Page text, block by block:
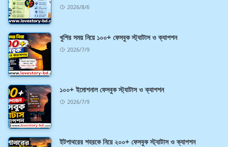
2026/8/6
খুশির সময় নিয়ে ১০০+ ফেসবুক স্ট্যাটাস ও ক্যাপশন
2026/7/9
১০০+ ইমোশনাল ফেসবুক স্ট্যাটাস ও ক্যাপশন
2026/7/9
ইটপাথরের শহরকে নিয়ে ২০০+ ফেসবুক স্ট্যাটাস ও ক্যাপশন